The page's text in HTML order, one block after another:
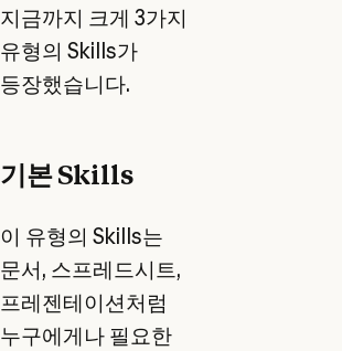
지금까지 크게 3가지
유형의 Skills가
등장했습니다.
기본 Skills
이 유형의 Skills는
문서, 스프레드시트,
프레젠테이션처럼
누구에게나 필요한